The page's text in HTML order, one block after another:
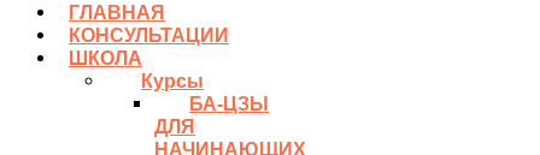
ГЛАВНАЯ
КОНСУЛЬТАЦИИ
ШКОЛА
Курсы
БА-ЦЗЫ
ДЛЯ
НАЧИНАЮЩИХ